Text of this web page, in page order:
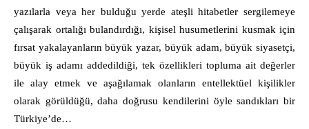
yazılarla veya her bulduğu yerde ateşli hitabetler sergilemeye
çalışarak ortalığı bulandırdığı, kişisel husumetlerini kusmak için
fırsat yakalayanların büyük yazar, büyük adam, büyük siyasetçi,
büyük iş adamı addedildiği, tek özellikleri topluma ait değerler
ile alay etmek ve aşağılamak olanların entellektüel kişilikler
olarak görüldüğü, daha doğrusu kendilerini öyle sandıkları bir
Türkiye’de…